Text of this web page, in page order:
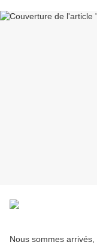
Nous sommes